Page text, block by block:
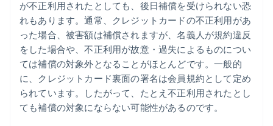
が不正利用されたとしても、後日補償を受けられない恐
れもあります。通常、クレジットカードの不正利用があ
った場合、被害額は補償されますが、名義人が規約違反
をした場合や、不正利用が故意・過失によるものについ
ては補償の対象外となることがほとんどです。一般的
に、クレジットカード裏面の署名は会員規約として定め
られています。したがって、たとえ不正利用されたとし
ても補償の対象にならない可能性があるのです。